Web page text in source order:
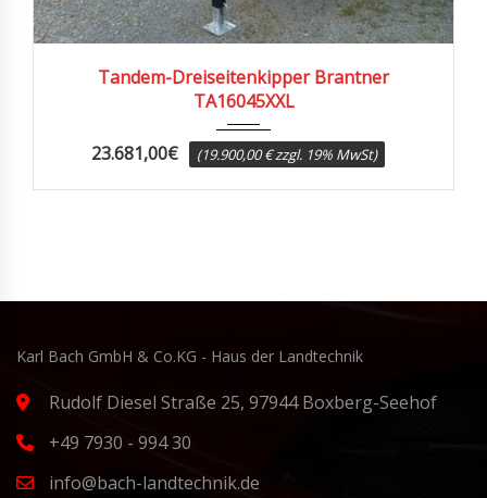
Tandem-Dreiseitenkipper Brantner
TA16045XXL
23.681,00€ (19.900,00 € zzgl. 19% MwSt)
Karl Bach GmbH & Co.KG - Haus der Landtechnik
Rudolf Diesel Straße 25, 97944 Boxberg-Seehof
+49 7930 - 994 30
info@bach-landtechnik.de